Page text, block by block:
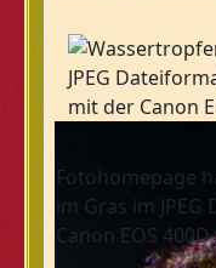
Fotohomepage
im Gras im
Canon EOS